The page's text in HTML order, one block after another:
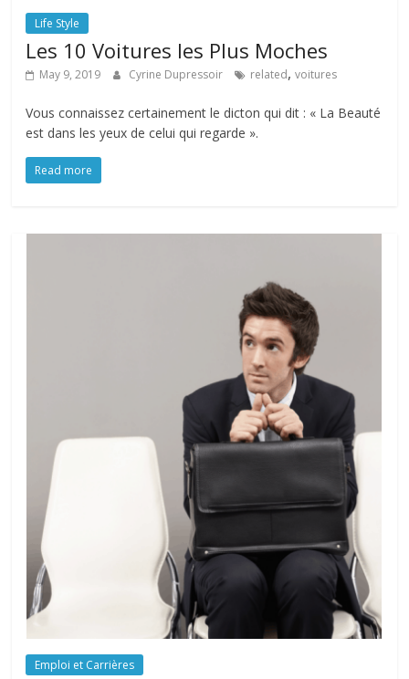
Life Style
Les 10 Voitures les Plus Moches
May 9, 2019 Cyrine Dupressoir related,voitures
Vous connaissez certainement le dicton qui dit : « La Beauté
est dans les yeux de celui qui regarde ».
Read more
Emploi et Carrières